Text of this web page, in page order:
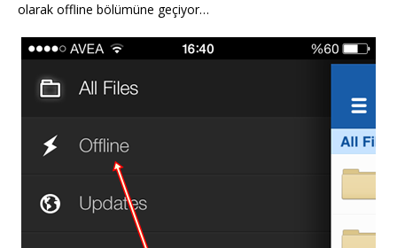
olarak offline bölümüne geçiyor…